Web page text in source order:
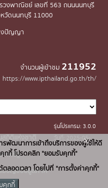
งพาณิชย์ เลขที่ 563 ถนนนนทบุรี
วัดนนทบุรี 11000
งปัญญา
จำนวนผู้เข้าชม 211952
https://www.ipthailand.go.th/th/
ถิติแห่งชาติ
าครัฐ
มบัญชีข้อมูลภาค
รุ่นโปรแกรม: 3.0.0
วันที่: 2025-05-
30
รพัฒนาการเข้าถึงบริการของผู้ใช้ให้ดี
กกี้ โปรดคลิก "ยอมรับคุกกี้"
อดเวลา โดยไปที่ "การตั้งค่าคุกกี้"
คุกกี้
x